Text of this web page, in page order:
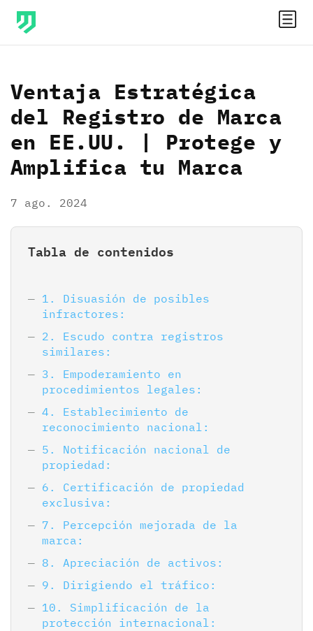
Ventaja Estratégica
del Registro de Marca
en EE.UU. | Protege y
Amplifica tu Marca
7 ago. 2024
Tabla de contenidos
1. Disuasión de posibles
infractores:
2. Escudo contra registros
similares:
3. Empoderamiento en
procedimientos legales:
4. Establecimiento de
reconocimiento nacional:
5. Notificación nacional de
propiedad:
6. Certificación de propiedad
exclusiva:
7. Percepción mejorada de la
marca:
8. Apreciación de activos:
9. Dirigiendo el tráfico:
10. Simplificación de la
protección internacional: